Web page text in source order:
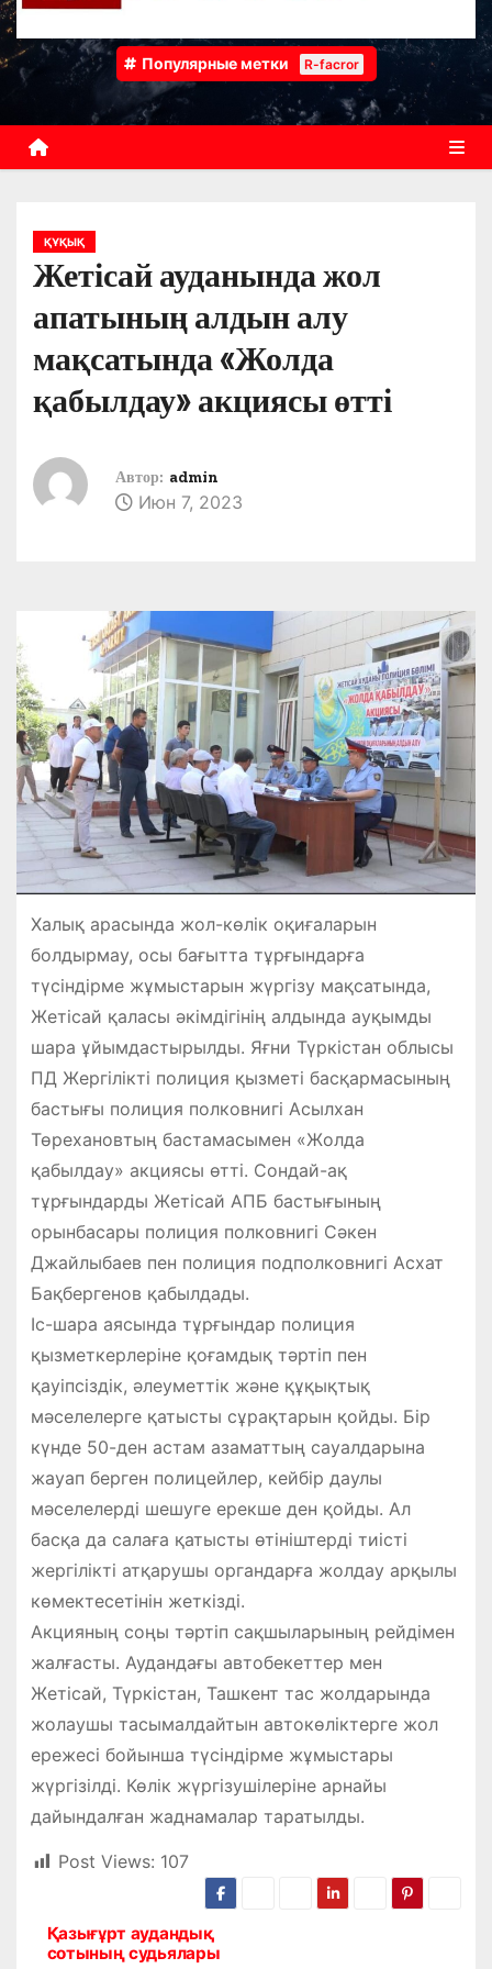
Популярные метки R-facror
ҚҰҚЫҚ
Жетісай ауданында жол
апатының алдын алу
мақсатында «Жолда
қабылдау» акциясы өтті
Автор: admin
Июн 7, 2023
Халық арасында жол-көлік оқиғаларын
болдырмау, осы бағытта тұрғындарға
түсіндірме жұмыстарын жүргізу мақсатында,
Жетісай қаласы әкімдігінің алдында ауқымды
шара ұйымдастырылды. Яғни Түркістан облысы
ПД Жергілікті полиция қызметі басқармасының
бастығы полиция полковнигі Асылхан
Төрехановтың бастамасымен «Жолда
қабылдау» акциясы өтті. Сондай-ақ
тұрғындарды Жетісай АПБ бастығының
орынбасары полиция полковнигі Сәкен
Джайлыбаев пен полиция подполковнигі Асхат
Бақбергенов қабылдады.
Іс-шара аясында тұрғындар полиция
қызметкерлеріне қоғамдық тәртіп пен
қауіпсіздік, әлеуметтік және құқықтық
мәселелерге қатысты сұрақтарын қойды. Бір
күнде 50-ден астам азаматтың сауалдарына
жауап берген полицейлер, кейбір даулы
мәселелерді шешуге ерекше ден қойды. Ал
басқа да салаға қатысты өтініштерді тиісті
жергілікті атқарушы органдарға жолдау арқылы
көмектесетінін жеткізді.
Акцияның соңы тәртіп сақшыларының рейдімен
жалғасты. Аудандағы автобекеттер мен
Жетісай, Түркістан, Ташкент тас жолдарында
жолаушы тасымалдайтын автокөліктерге жол
ережесі бойынша түсіндірме жұмыстары
жүргізілді. Көлік жүргізушілеріне арнайы
дайындалған жаднамалар таратылды.
Post Views: 107
Н
Қазығұрт аудандық
сотының судьялары